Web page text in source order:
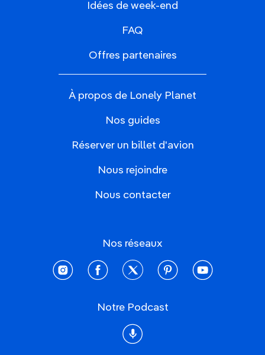
Idées de week-end
FAQ
Offres partenaires
À propos de Lonely Planet
Nos guides
Réserver un billet d'avion
Nous rejoindre
Nous contacter
Nos réseaux
instagramfacebooktwitter pinterestyoutube
Notre Podcast
Podcast